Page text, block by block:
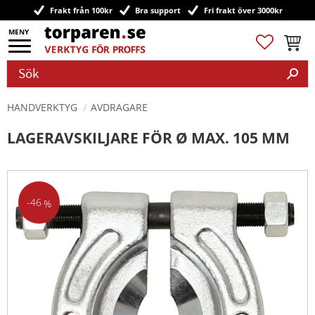
Meny
Frakt från 100kr Bra support Fri frakt över 3000kr
Favoriter
HANDVERKTYG AVDRAGARE
LAGERAVSKILJARE FÖR Ø MAX. 105 MM
46%